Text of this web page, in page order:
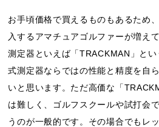
お手頃価格で買えるものもあるため
入するアマチュアゴルファーが増え
測定器といえば「TRACKMAN」と
式測定器ならではの性能と精度を自
いと思います。ただ高価な「
は難しく、ゴルフスクールや試打会
うのが一般的です。その場合でもレ